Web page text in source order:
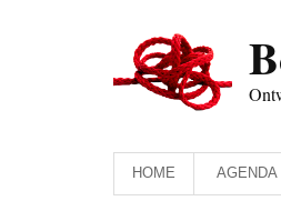
HOME AGENDA